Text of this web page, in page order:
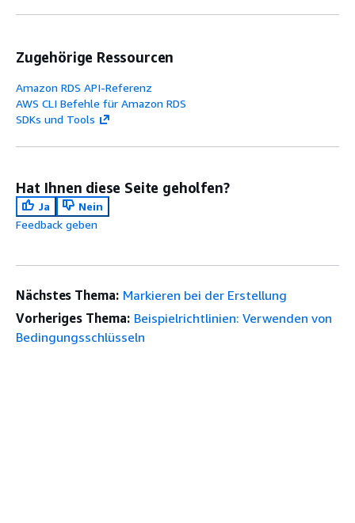
Zugehörige Ressourcen
Amazon RDS API-Referenz
AWS CLI Befehle für Amazon RDS
SDKs und Tools
Hat Ihnen diese Seite geholfen?
Ja
Nein
Feedback geben
Nächstes Thema: Markieren bei der Erstellung
Vorheriges Thema: Beispielrichtlinien: Verwenden von
Bedingungsschlüsseln